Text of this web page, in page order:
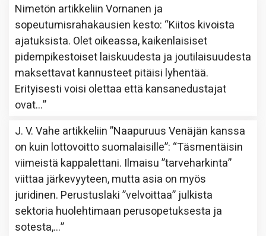
Nimetön artikkeliinVornanen ja
sopeutumisrahakausien kesto: “Kiitos kivoista
ajatuksista. Olet oikeassa, kaikenlaisiset
pidempikestoiset laiskuudesta ja joutilaisuudesta
maksettavat kannusteet pitäisi lyhentää.
Erityisesti voisi olettaa että kansanedustajat
ovat…”
J. V. Vahe artikkeliin”Naapuruus Venäjän kanssa
on kuin lottovoitto suomalaisille”: “Täsmentäisin
viimeistä kappalettani. Ilmaisu ”tarveharkinta”
viittaa järkevyyteen, mutta asia on myös
juridinen. Perustuslaki ”velvoittaa” julkista
sektoria huolehtimaan perusopetuksesta ja
sotesta,…”